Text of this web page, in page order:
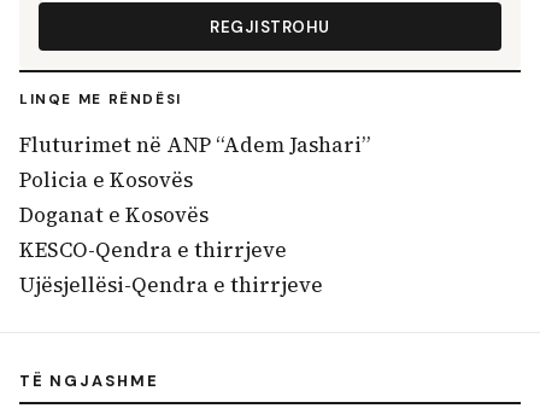
REGJISTROHU
LINQE ME RËNDËSI
Fluturimet në ANP “Adem Jashari”
Policia e Kosovës
Doganat e Kosovës
KESCO-Qendra e thirrjeve
Ujësjellësi-Qendra e thirrjeve
TË NGJASHME